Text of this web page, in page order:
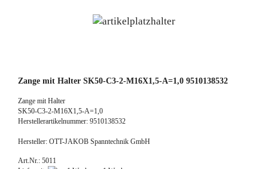
Zange mit Halter SK50-C3-2-M16X1,5-A=1,0 9510138532
Zange mit Halter
SK50-C3-2-M16X1,5-A=1,0
Herstellerartikelnummer: 9510138532
Hersteller: OTT-JAKOB Spanntechnik GmbH
Art.Nr.: 5011